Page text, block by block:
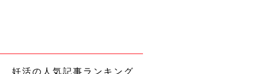
妊活の人気記事ランキング